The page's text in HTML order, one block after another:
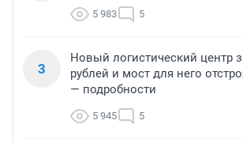
5 983 5
3
Новый логистический центр
рублей и мост для него
— подробности
5 945 5